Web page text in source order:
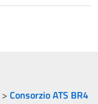
> Consorzio ATS BR4